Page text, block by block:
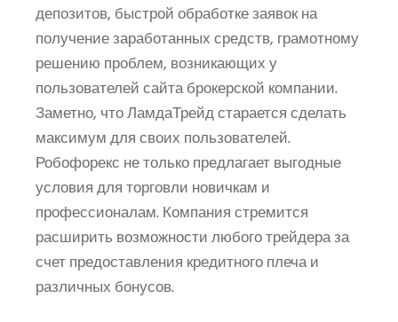
депозитов, быстрой обработке заявок на
получение заработанных средств, грамотному
решению проблем, возникающих у
пользователей сайта брокерской компании.
Заметно, что ЛамдаТрейд старается сделать
максимум для своих пользователей.
Робофорекс не только предлагает выгодные
условия для торговли новичкам и
профессионалам. Компания стремится
расширить возможности любого трейдера за
счет предоставления кредитного плеча и
различных бонусов.